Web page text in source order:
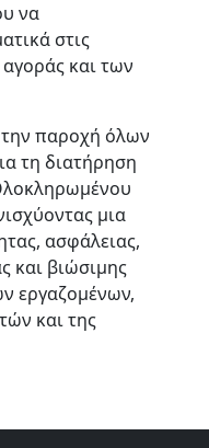
να
στις
αγοράς και των
την παροχή όλων
τη διατήρηση
μια
ασφάλειας,
και βιώσιμης
εργαζομένων,
και της